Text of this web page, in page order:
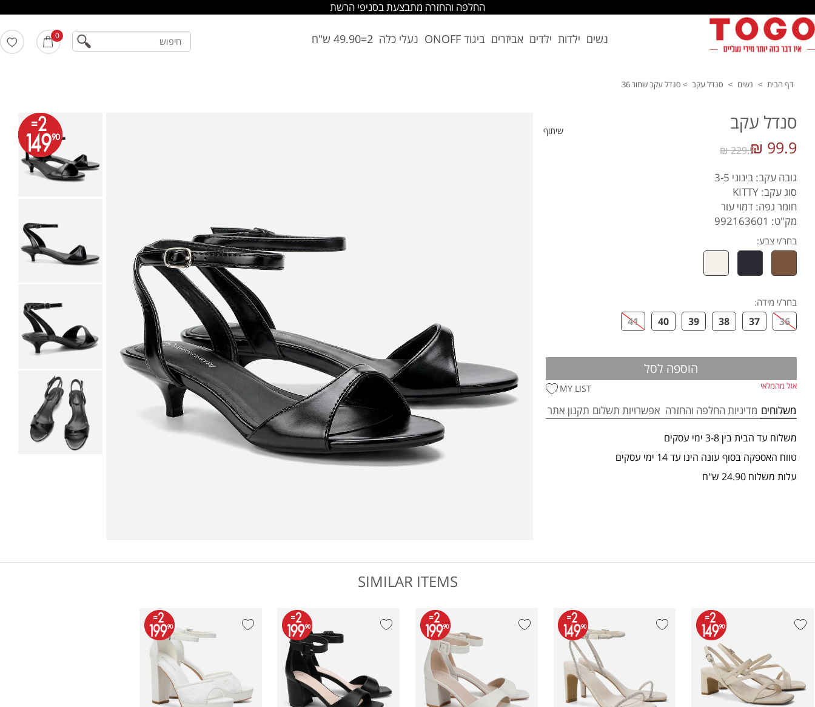
החלפה והחזרה מתבצעת בסניפי הרשת
נשים ילדות ילדים אביזרים ביגוד ONOFF נעלי כלה 2=49.90 ש"ח 0 חיפוש
דף הבית > נשים > סנדל עקב > סנדל עקב שחור 36
שיתוף סנדל עקב
99.9 ₪
229.9 ₪
גובה עקב: בינוני 3-5
סוג עקב: KITTY
חומר גפה: דמוי עור
מק"ט: 992163601
בחר/י צבע:
בחר/י מידה:
36
37
38
39
40
41
הוספה לסל
MY LIST אזל מהמלאי
משלוחים מדיניות החלפה והחזרה אפשרויות תשלום תקנון אתר
משלוח עד הבית בין 3-8 ימי עסקים
טווח האספקה בסוף עונה הינו עד 14 ימי עסקים
עלות משלוח 24.90 ש"ח
SIMILAR ITEMS